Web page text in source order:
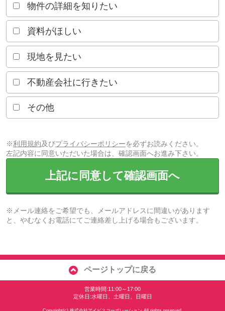
物件の詳細を知りたい
資料がほしい
現地を見たい
不動産会社に行きたい
その他
※利用規約及びプライバシーポリシーを必ずお読みください。
左記内容に同意いただいた場合は、確認画面へお進み下さい。
上記に同意して確認画面へ
※メール連絡をご希望でも、メールアドレスに間違いがあります
と、やむなくお電話にてご連絡差し上げる場合もございます。
ページトップに戻る
営業時間:11:00～17:00
定休日:水曜日、土曜日、日曜日